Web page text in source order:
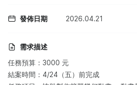
發佈日期 2026.04.21
需求描述
任務預算：3000 元
結案時間：4/24（五）前完成